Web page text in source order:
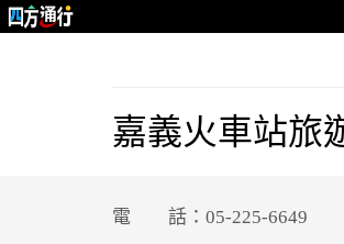
嘉義火車站旅
電 話：05-225-6649